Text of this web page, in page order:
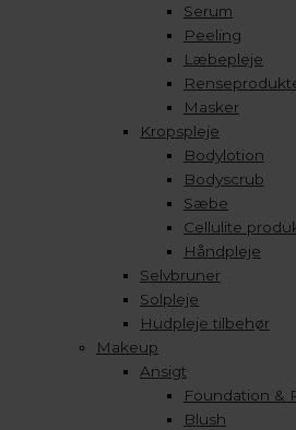
Serum
Peeling
Læbepleje
Masker
Kropspleje
Bodylotion
Bodyscrub
Sæbe
Cellulite
Håndpleje
Selvbruner
Solpleje
Hudpleje tilbehør
Makeup
Ansigt
Foundation &
Blush